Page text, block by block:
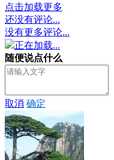
点击加载更多
还没有评论...
没有更多评论...
正在加载...
随便说点什么
取消 确定